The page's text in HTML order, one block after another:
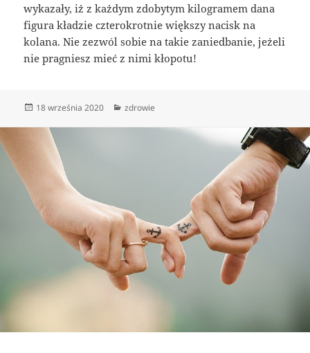
wykazały, iż z każdym zdobytym kilogramem dana
figura kładzie czterokrotnie większy nacisk na
kolana. Nie zezwól sobie na takie zaniedbanie, jeżeli
nie pragniesz mieć z nimi kłopotu!
Data
18 września 2020 Kategorie
zdrowie